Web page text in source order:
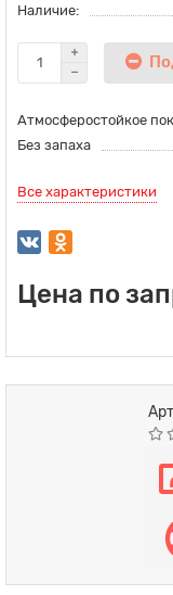
Наличие:
Атмосферостойкое
Без запаха
Все характеристики
Цена по